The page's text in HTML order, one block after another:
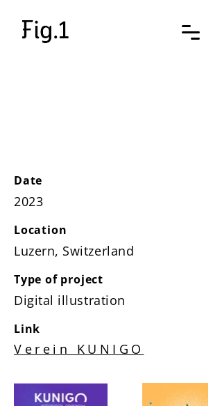
Date
2023
Location
Luzern, Switzerland
Type of project
Digital illustration
Link
Verein KUNIGO